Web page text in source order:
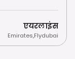
एयरलाइंस
Emirates,Flydubai